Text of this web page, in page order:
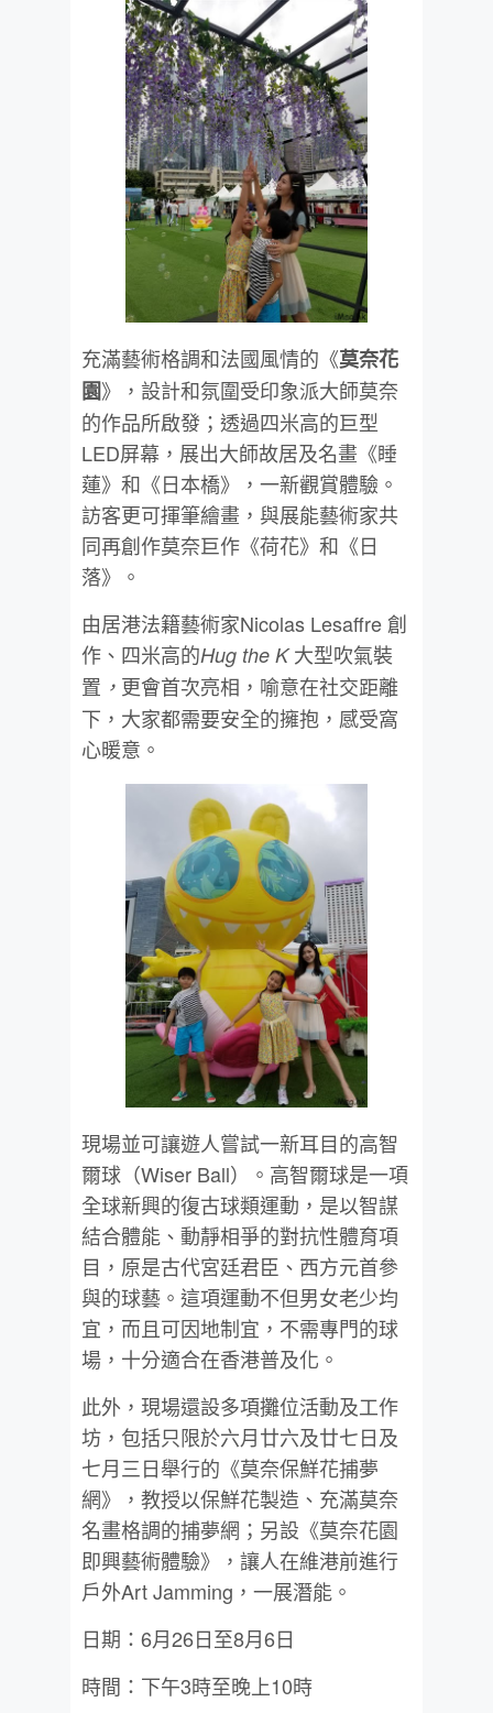
充滿藝術格調和法國風情的《莫奈花
園》，設計和氛圍受印象派大師莫奈
的作品所啟發；透過四米高的巨型
LED屏幕，展出大師故居及名畫《睡
蓮》和《日本橋》，一新觀賞體驗。
訪客更可揮筆繪畫，與展能藝術家共
同再創作莫奈巨作《荷花》和《日
落》。
由居港法籍藝術家Nicolas Lesaffre 創
作、四米高的Hug the K大型吹氣裝
置 ， 更會首次亮相，喻意在社交距離
下，大家都需要安全的擁抱，感受窩
心暖意。
現場並可讓遊人嘗試一新耳目的高智
爾球（Wiser Ball）。高智爾球是一項
全球新興的復古球類運動，是以智謀
結合體能、動靜相爭的對抗性體育項
目，原是古代宮廷君臣、西方元首參
與的球藝。這項運動不但男女老少均
宜，而且可因地制宜，不需專門的球
場，十分適合在香港普及化。
此外，現場還設多項攤位活動及工作
坊，包括只限於六月廿六及廿七日及
七月三日舉行的《莫奈保鮮花捕夢
網》，教授以保鮮花製造、充滿莫奈
名畫格調的捕夢網；另設《莫奈花園
即興藝術體驗》，讓人在維港前進行
戶外Art Jamming，一展潛能。
日期：6月26日至8月6日
時間：下午3時至晚上10時